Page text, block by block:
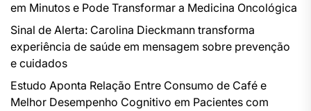
em Minutos e Pode Transformar a Medicina Oncológica
Sinal de Alerta: Carolina Dieckmann transforma
experiência de saúde em mensagem sobre prevenção
e cuidados
Estudo Aponta Relação Entre Consumo de Café e
Melhor Desempenho Cognitivo em Pacientes com